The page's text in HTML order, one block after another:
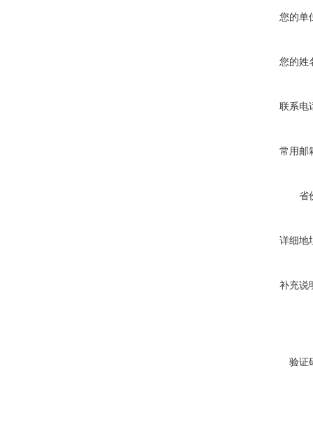
您的单
您的姓
联系电
常用邮
省
详细地
补充说
验证